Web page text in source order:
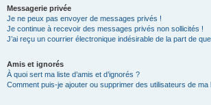
Messagerie privée
Je ne peux pas envoyer de messages privés !
Je continue à recevoir des messages privés non sollicités !
J’ai reçu un courrier électronique indésirable de la part de
Amis et ignorés
À quoi sert ma liste d’amis et d’ignorés ?
Comment puis-je ajouter ou supprimer des utilisateurs de ma